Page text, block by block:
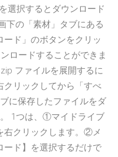
選択するとダウンロード
下の「素材」タブにある
ード」のボタンをクリッ
ロードすることができま
ファイルを展開するに
クリックしてから「すべ
に保存したファイルをダ
1つは、①マイドライブ
右クリックします。②メ
ード】を選択するだけで